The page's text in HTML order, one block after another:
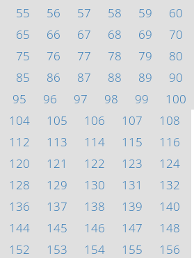
55 56 57 58 59
60
65 66 67 68 69
70
75 76 77 78 79
80
85 86 87 88 89
90
95 96 97 98 99
100
104 105 106 107
108
112 113 114 115
116
120 121 122 123
124
128 129 130 131
132
136 137 138 139
140
144 145 146 147
148
152 153 154 155
156